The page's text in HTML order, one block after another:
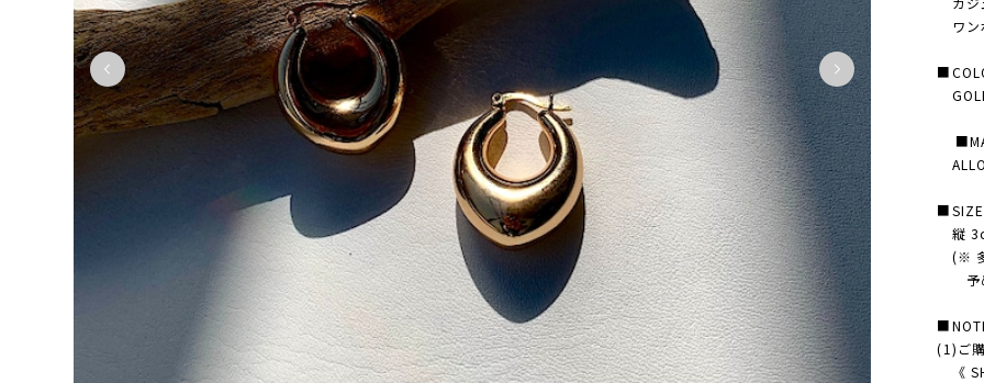
ワン
■SIZE
縦
(※ 多
予
(1)ご
《